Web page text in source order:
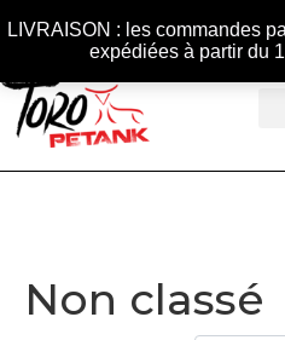
LIVRAISON : les commandes
expédiées à partir du
Non classé